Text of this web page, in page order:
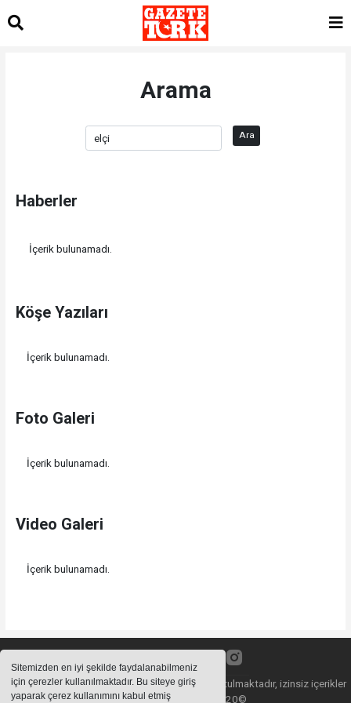
Sitemizden en iyi şekilde faydalanabilmeniz
için çerezler kullanılmaktadır. Bu siteye giriş
yaparak çerez kullanımını kabul etmiş
Arama
Ara
Haberler
İçerik bulunamadı.
Köşe Yazıları
İçerik bulunamadı.
Foto Galeri
İçerik bulunamadı.
Video Galeri
İçerik bulunamadı.
Sitemizde bulunan içeriklerin tüm hakları saklı tutulmaktadır, izinsiz içerikler
kullanılamaz. Copyright 2020©